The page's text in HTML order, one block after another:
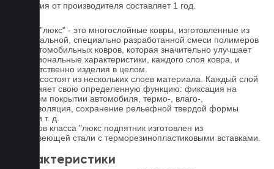
Гарантия от производителя составляет 1 год.
Ковры "люкс" - это многослойные ковры, изготовленные из
оригинальной, специально разработанной смеси полимеров
для автомобильных ковров, которая значительно улучшает
функциональные характеристики, каждого слоя ковра, и
соответственно изделия в целом.
Ковры состоят из нескольких слоев материала. Каждый слой
выполняет свою определенную функцию: фиксация на
штатном покрытии автомобиля, термо-, влаго-,
звукоизоляция, сохранение рельефной твердой формы
ковра и т. д.
У ковров класса "люкс подпятник изготовлен из
нержавеющей стали с терморезинопластиковыми вставками.
Характеристики